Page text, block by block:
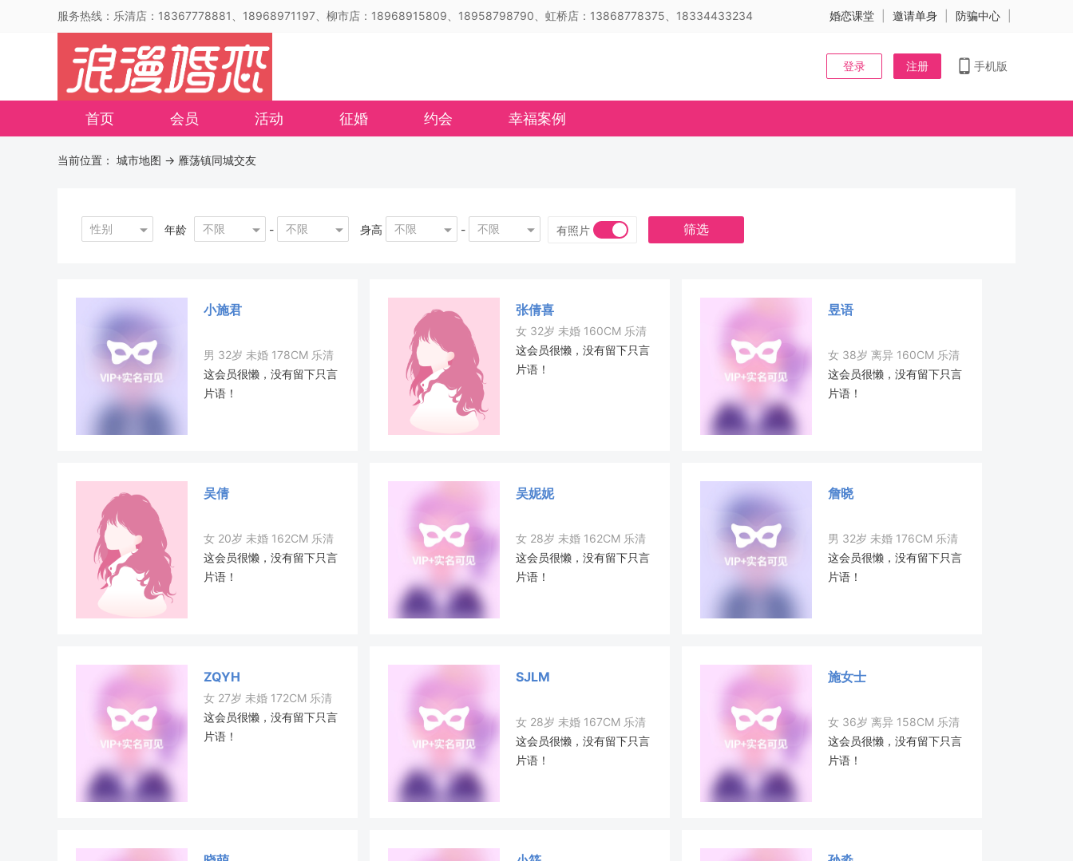
服务热线：乐清店：18367778881、18968971197、柳市店：18968915809、18958798790、虹桥店：13868778375、18334433234 婚恋课堂 邀请单身 防骗中心
登录 注册 手机版
首页 会员 活动 征婚 约会 幸福案例
当前位置： 城市地图 -> 雁荡镇同城交友
性别 年龄 不限 - 不限 身高 不限 - 不限 有照片 筛选
小施君
男 32岁 未婚 178CM 乐清
这会员很懒，没有留下只言
片语！
张倩喜
女 32岁 未婚 160CM 乐清
这会员很懒，没有留下只言
片语！
昱语
女 38岁 离异 160CM 乐清
这会员很懒，没有留下只言
片语！
吴倩
女 20岁 未婚 162CM 乐清
这会员很懒，没有留下只言
片语！
吴妮妮
女 28岁 未婚 162CM 乐清
这会员很懒，没有留下只言
片语！
詹晓
男 32岁 未婚 176CM 乐清
这会员很懒，没有留下只言
片语！
ZQYH
女 27岁 未婚 172CM 乐清
这会员很懒，没有留下只言
片语！
SJLM
女 28岁 未婚 167CM 乐清
这会员很懒，没有留下只言
片语！
施女士
女 36岁 离异 158CM 乐清
这会员很懒，没有留下只言
片语！